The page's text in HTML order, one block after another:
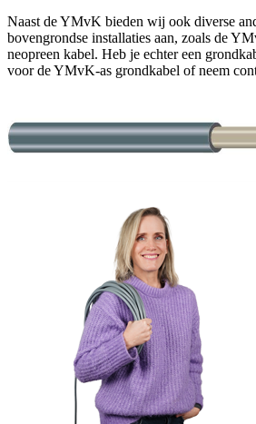
Naast de YMvK bieden wij ook diverse
bovengrondse installaties aan, zoals de
neopreen kabel. Heb je echter een
voor de YMvK-as grondkabel of neem